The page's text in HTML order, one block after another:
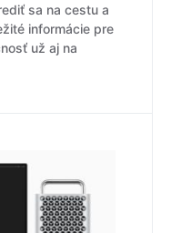
sa na cestu a
informácie pre
už aj na